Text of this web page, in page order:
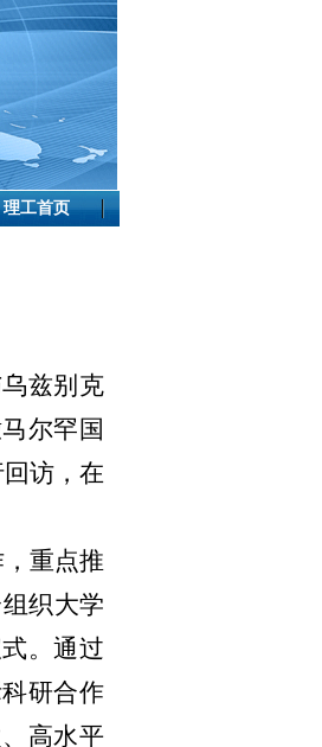
理工首页
兹别克
尔罕国
访，在
重点推
织大学
。通过
研合作
高水平